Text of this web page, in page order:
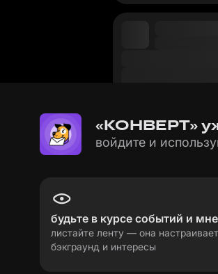
«КОНВЕРТ»
войдите и
будьте в курсе событий и
листайте ленту — она
бэкграунд и интересы